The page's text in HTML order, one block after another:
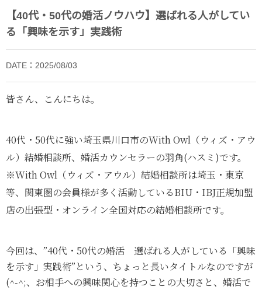
【40代・50代の婚活ノウハウ】選ばれる人がしてい
る「興味を示す」実践術
DATE：2025/08/03
皆さん、こんにちは。
40代・50代に強い埼玉県川口市のWith Owl（ウィズ・アウ
ル）結婚相談所、婚活カウンセラーの羽角(ハスミ)です。
※With Owl（ウィズ・アウル）結婚相談所は埼玉・東京
等、関東圏の会員様が多く活動しているBIU・IBJ正規加盟
店の出張型・オンライン全国対応の結婚相談所です。
今回は、”40代・50代の婚活 選ばれる人がしている「興味
を示す」実践術”という、ちょっと長いタイトルなのですが
(^-^;、お相手への興味関心を持つことの大切さと、婚活で